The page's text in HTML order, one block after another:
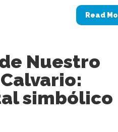
Read
Nuestro
simbólico